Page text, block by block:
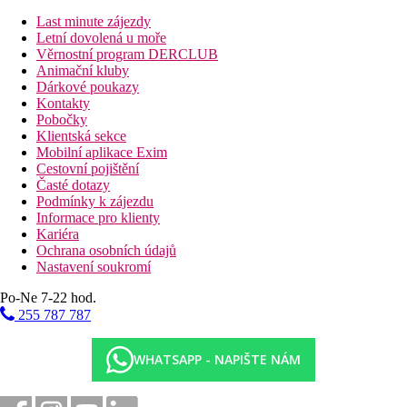
ložnice a obývací pokoj oddělený dveřmi, 2 koupelny,
šatna, velikost cca 65m2
Junior Suita, Privátní bazén, Premium, Výhled moře:
prostornější, novější vybavení, privátní bazén, velikost cca
45m2
Suita, 2 ložnice, Superior, Výhled moře, Soukromý
bazén:
koupelny, šatna, privátní bazén, velikost cca 95m2
Family Junior Suita, Premium, Výhled moře:
prostornější místnost, velikost cca 55m2
Suita, 1 ložnice, Premium, Výhled moře:
obývací pokoj oddělený dveřmi, velikost cca 60m2
Junior Suita, Premium, Výhled moře, Sdílený bazén:
jedna prostornější místnost, sdílený bazén, velikost cca
45m2
Suita, 1 ložnice, Výhled moře, Sdílený bazén:
obývací pokoj oddělený posuvnými dveřmi, sdílený
bazén, velikost cca 55m2
Písčitá, lehátka, slunečníky a osušky zdarma.
Stravování
Polopenze:
Last minute zájezdy
Letní dovolená u moře
Věrnostní program DERCLUB
Animační kluby
Dárkové poukazy
Kontakty
Pobočky
Klientská sekce
Mobilní aplikace Exim
Cestovní pojištění
Časté dotazy
Podmínky k zájezdu
Informace pro klienty
Kariéra
Ochrana osobních údajů
Nastavení soukromí
Po-Ne 7-22 hod.
255 787 787
WHATSAPP - NAPIŠTE NÁM